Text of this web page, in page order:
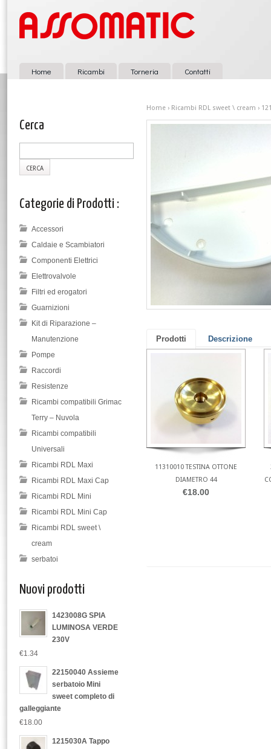
Home Ricambi Torneria Contatti
Home › Ricambi RDL sweet \ cream ›
Prodotti Descrizione
11310010 TESTINA OTTONE
DIAMETRO 44
€18.00
Cerca
Categorie di Prodotti :
Accessori
Caldaie e Scambiatori
Componenti Elettrici
Elettrovalvole
Filtri ed erogatori
Guarnizioni
Kit di Riparazione –
Manutenzione
Pompe
Raccordi
Resistenze
Ricambi compatibili Grimac
Terry – Nuvola
Ricambi compatibili
Universali
Ricambi RDL Maxi
Ricambi RDL Maxi Cap
Ricambi RDL Mini
Ricambi RDL Mini Cap
Ricambi RDL sweet \
cream
serbatoi
Nuovi prodotti
1423008G SPIA
LUMINOSA VERDE
230V
€1.34
22150040 Assieme
serbatoio Mini
sweet completo di
galleggiante
€18.00
1215030A Tappo